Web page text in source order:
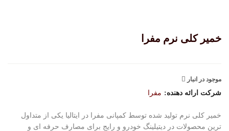
خمیر کلی نرم مفرا
موجود در انبار
شرکت ارائه دهنده: مفرا
خمیر کلی نرم تولید شده توسط کمپانی مفرا در ایتالیا یکی از متداول
ترین محصولات در دیتیلینگ خودرو و رایج برای مصارف حرفه ای و